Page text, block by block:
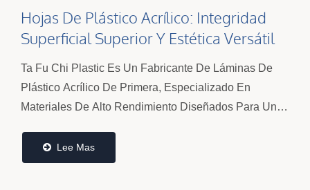
Hojas De Plástico Acrílico: Integridad
Superficial Superior Y Estética Versátil
Para Formado Personalizado | Ta Fu Chi
Ta Fu Chi Plastic Es Un Fabricante De Láminas De
Plástico Acrílico De Primera, Especializado En
Materiales De Alto Rendimiento Diseñados Para Una
Lee Mas